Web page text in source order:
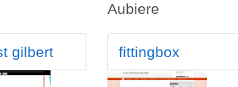
Aubiere
gilbert fittingbox